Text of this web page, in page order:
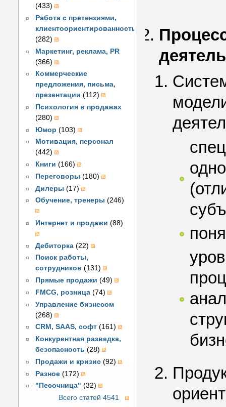
(433)
Работа с претензиями,
клиентоориентированность
(282)
Маркетинг, реклама, PR
(366)
Коммерческие
предложения, письма,
презентации (112)
Психология в продажах
(280)
Юмор (103)
Мотивация, персонал
(442)
Книги (166)
Переговоры (180)
Дилеры (17)
Обучение, тренеры (246)
Интернет и продажи (88)
Дебиторка (22)
Поиск работы,
сотрудников (131)
Прямые продажи (49)
FMCG, розница (74)
Управление бизнесом
(268)
CRM, SAAS, софт (161)
Конкурентная разведка,
безопасность (28)
Продажи и кризис (92)
Разное (172)
"Песочница" (32)
Всего статей 4541